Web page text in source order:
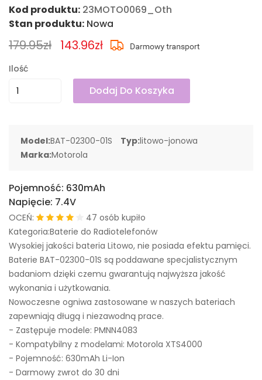
Kod produktu: 23MOTO0069_Oth
Stan produktu: Nowa
179.95zł 143.96zł
Ilość
Dodaj Do Koszyka
Model:BAT-02300-01S Typ:litowo-jonowa
Marka:Motorola
Pojemność: 630mAh
Napięcie: 7.4V
OCEŃ:
47 osób kupiło
Kategoria:Baterie do Radiotelefonów
Wysokiej jakości bateria Litowo, nie posiada efektu pamięci.
Baterie BAT-02300-01S są poddawane specjalistycznym
badaniom dzięki czemu gwarantują najwyższa jakość
wykonania i użytkowania.
Nowoczesne ogniwa zastosowane w naszych bateriach
zapewniają długą i niezawodną prace.
- Zastępuje modele: PMNN4083
- Kompatybilny z modelami: Motorola XTS4000
- Pojemność: 630mAh Li-Ion
- Darmowy zwrot do 30 dni